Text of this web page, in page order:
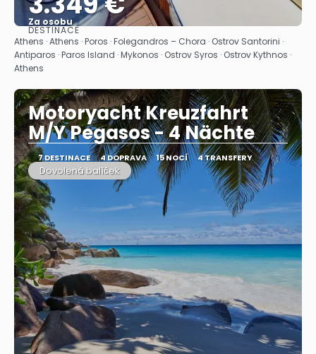
Za osobu
Zobrazit
DESTINACE
Athens · Athens · Poros · Folegandros – Chora · Ostrov Santorini ·
Antiparos · Paros Island · Mykonos · Ostrov Syros · Ostrov Kythnos ·
Athens
Motoryacht Kreuzfahrt
M/Y Pegasos - 4 Nächte
7 DESTINACE 4 DOPRAVA 15 NOCÍ 4 TRANSFERY
Dovolená balíček